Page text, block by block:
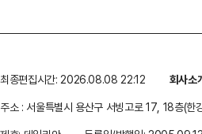
최종편집시간: 2026.08.08 22:12 회사소
주소 : 서울특별시 용산구 서빙고로 17, 18층(한